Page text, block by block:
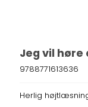
Jeg vil
9788771613636
Herlig